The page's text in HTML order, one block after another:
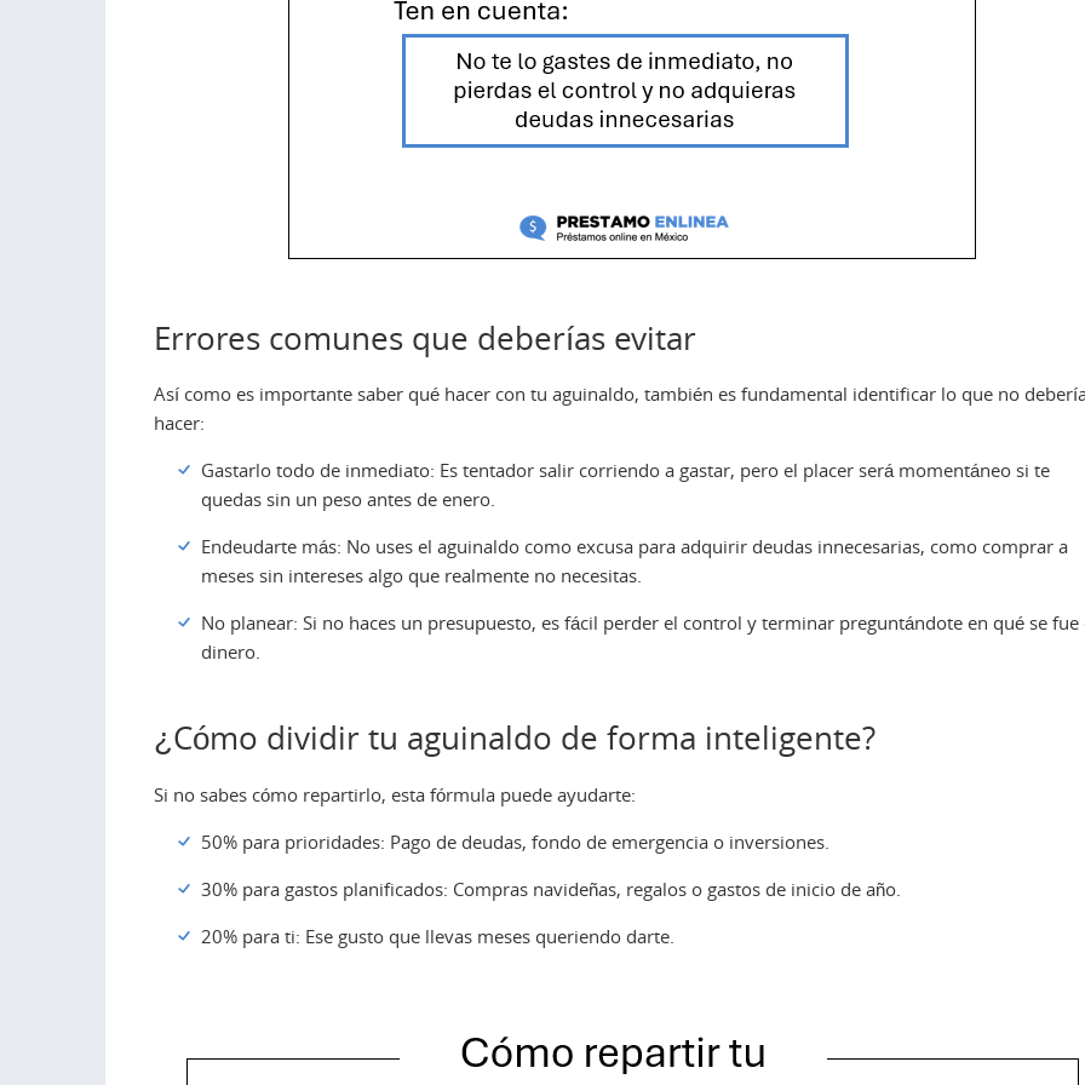
Errores comunes que deberías evitar
Así como es importante saber qué hacer con tu aguinaldo, también es fundamental identificar lo que no
hacer:
Gastarlo todo de inmediato: Es tentador salir corriendo a gastar, pero el placer será momentáneo si te
quedas sin un peso antes de enero.
Endeudarte más: No uses el aguinaldo como excusa para adquirir deudas innecesarias, como comprar a
meses sin intereses algo que realmente no necesitas.
No planear: Si no haces un presupuesto, es fácil perder el control y terminar preguntándote en qué se fue
dinero.
¿Cómo dividir tu aguinaldo de forma inteligente?
Si no sabes cómo repartirlo, esta fórmula puede ayudarte:
50% para prioridades: Pago de deudas, fondo de emergencia o inversiones.
30% para gastos planificados: Compras navideñas, regalos o gastos de inicio de año.
20% para ti: Ese gusto que llevas meses queriendo darte.